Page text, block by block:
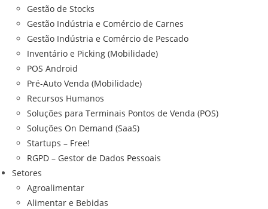
Gestão de Stocks
Gestão Indústria e Comércio de Carnes
Gestão Indústria e Comércio de Pescado
Inventário e Picking (Mobilidade)
POS Android
Pré-Auto Venda (Mobilidade)
Recursos Humanos
Soluções para Terminais Pontos de Venda (POS)
Soluções On Demand (SaaS)
Startups – Free!
RGPD – Gestor de Dados Pessoais
Setores
Agroalimentar
Alimentar e Bebidas